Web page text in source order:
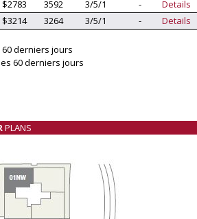
$2783 3592 3/5/1 -
Details
$3214 3264 3/5/1 - Details
derniers jours
60 derniers jours
PLANS